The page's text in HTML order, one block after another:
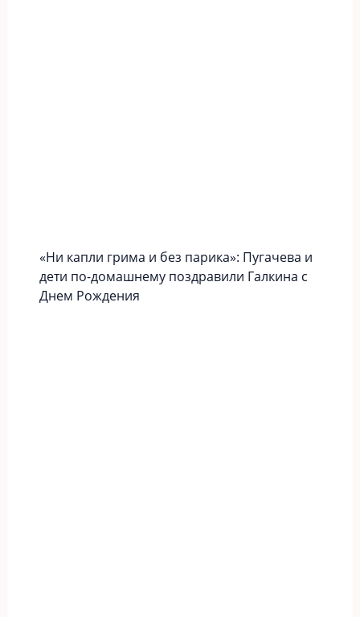
«Ни капли грима и без парика»: Пугачева и
дети по-домашнему поздравили Галкина с
Днем Рождения